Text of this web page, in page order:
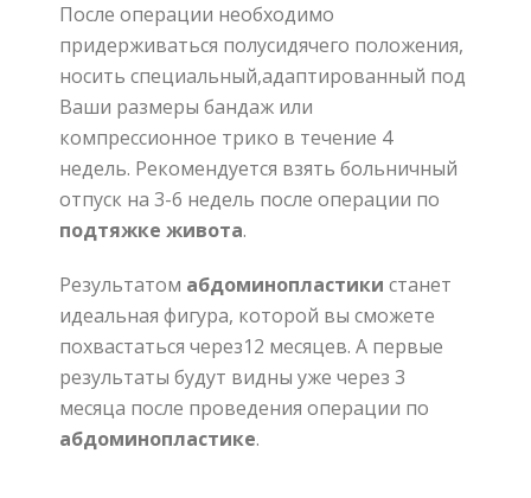
После операции необходимо
придерживаться полусидячего положения,
носить специальный,адаптированный под
Ваши размеры бандаж или
компрессионное трико в течение 4
недель. Рекомендуется взять больничный
отпуск на 3-6 недель после операции по
подтяжке живота.
Результатом абдоминопластики станет
идеальная фигура, которой вы сможете
похвастаться через12 месяцев. А первые
результаты будут видны уже через 3
месяца после проведения операции по
абдоминопластике.